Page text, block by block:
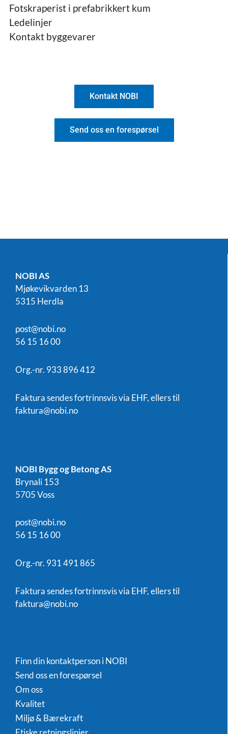
Fotskraperist i prefabrikkert kum
Ledelinjer
Kontakt byggevarer
Kontakt NOBI
Send oss en forespørsel
NOBI AS
Mjøkevikvarden 13
5315 Herdla
post@nobi.no
56 15 16 00
Org.-nr. 933 896 412
Faktura sendes fortrinnsvis via EHF, ellers til
faktura@nobi.no
NOBI Bygg og Betong AS
Brynali 153
5705 Voss
post@nobi.no
56 15 16 00
Org.-nr. 931 491 865
Faktura sendes fortrinnsvis via EHF, ellers til
faktura@nobi.no
Finn din kontaktperson i NOBI
Send oss en forespørsel
Om oss
Kvalitet
Miljø & Bærekraft